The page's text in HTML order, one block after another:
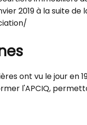
2019 à la suite
ont vu le jour
l'APCIQ,